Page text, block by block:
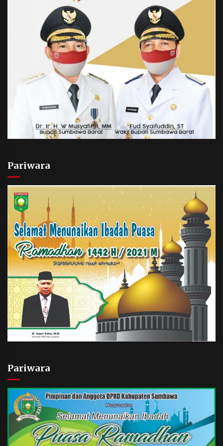
Terapkan “Polantas Menyapa”, Satlantas Polres
Sumbawa Berupaya Wujudkan Pelayanan
Kepolisian yang Profesional
1 bulan ago
Capaian Program Pemerintah Kabupaten
Sumbawa Terus Dirasakan Masyarakat
1 bulan ago
Pariwara
Pariwara